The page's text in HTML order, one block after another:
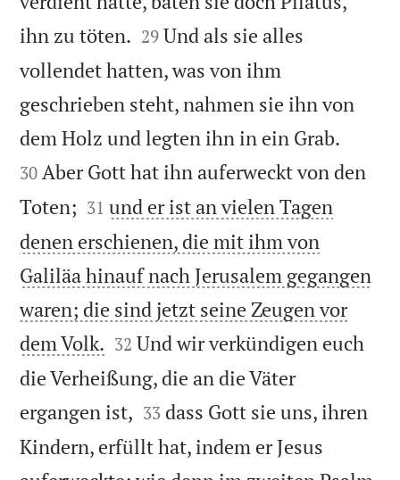
ihn zu töten. 

29 Und als sie alles
vollendet hatten, was von ihm
geschrieben steht, nahmen sie ihn von
dem Holz und legten ihn in ein Grab.
30 Aber Gott hat ihn auferweckt von den
Toten; 

31 und er ist an vielen Tagen
denen erschienen, die mit ihm von
Galiläa hinauf nach Jerusalem gegangen
waren; die sind jetzt seine Zeugen vor
dem Volk. 

32 Und wir verkündigen euch
die Verheißung, die an die Väter
ergangen ist, 

33 dass Gott sie uns, ihren
Kindern, erfüllt hat, indem er Jesus